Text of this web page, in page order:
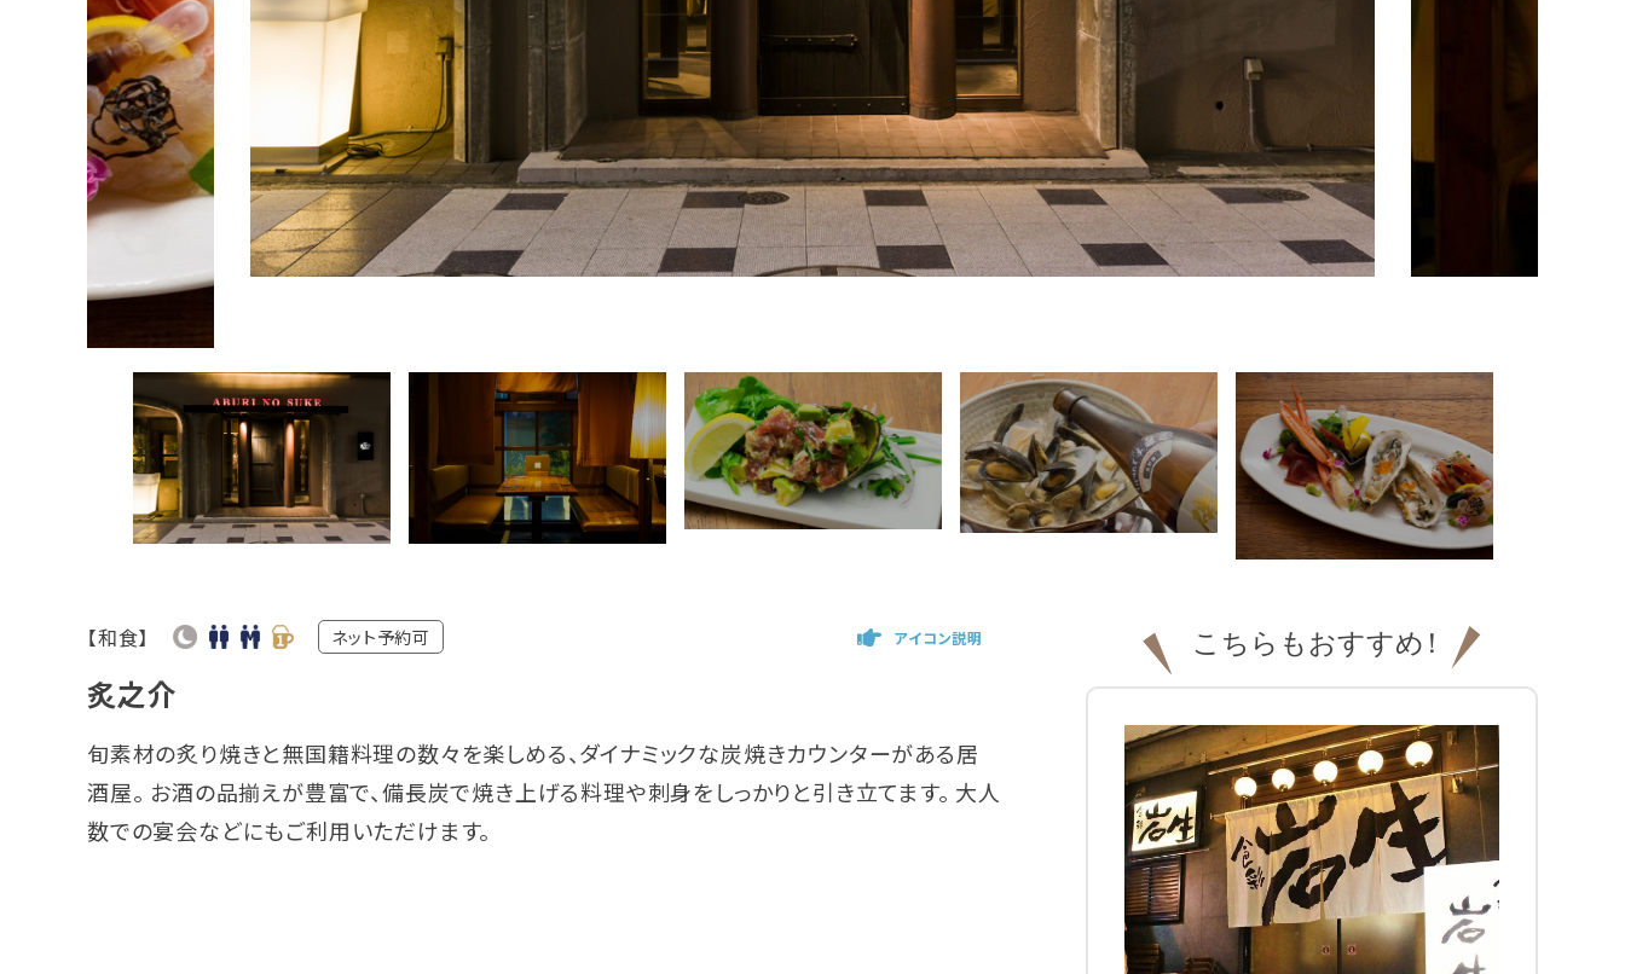
【和食】 ネット予約可 アイコン説明
炙之介
旬素材の炙り焼きと無国籍料理の数々を楽しめる、ダイナミックな炭焼きカウンターがある居
酒屋。 お酒の品揃えが豊富で、備長炭で焼き上げる料理や刺身をしっかりと引き立てます。 大人
数での宴会などにもご利用いただけます。